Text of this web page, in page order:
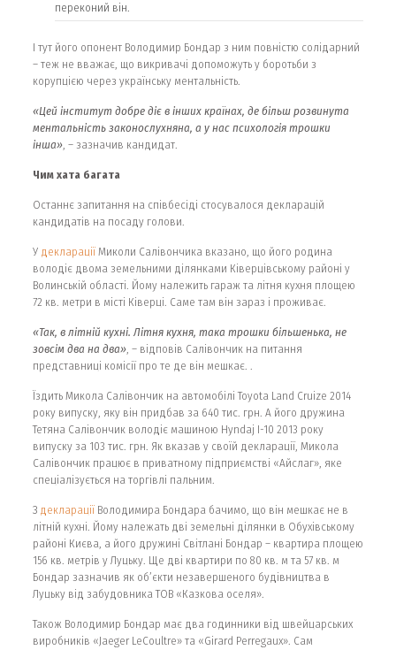
переконий він.
І тут його опонент Володимир Бондар з ним повністю солідарний
– теж не вважає, що викривачі допоможуть у боротьби з
корупцією через українську ментальність.
«Цей інститут добре діє в інших країнах, де більш розвинута
ментальність законослухняна, а у нас психологія трошки
інша», – зазначив кандидат.
Чим хата багата
Останнє запитання на співбесіді стосувалося декларацій
кандидатів на посаду голови.
У деклараціїМиколи Салівончика вказано, що його родина
володіє двома земельними ділянками Ківерцівському районі у
Волинській області. Йому належить гараж та літня кухня площею
72 кв. метри в місті Ківерці. Саме там він зараз і проживає.
«Так, в літній кухні. Літня кухня, така трошки більшенька, не
зовсім два на два», – відповів Салівончик на питання
представниці комісії про те де він мешкає. .
Їздить Микола Салівончик на автомобілі Toyota Land Cruize 2014
року випуску, яку він придбав за 640 тис. грн. А його дружина
Тетяна Салівончик володіє машиною Hyndaj І-10 2013 року
випуску за 103 тис. грн. Як вказав у своїй декларації, Микола
Салівончик працює в приватному підприємстві «Айслаг», яке
спеціалізується на торгівлі пальним.
З деклараціїВолодимира Бондара бачимо, що він мешкає не в
літній кухні. Йому належать дві земельні ділянки в Обухівському
районі Києва, а його дружині Світлані Бондар – квартира площею
156 кв. метрів у Луцьку. Ще дві квартири по 80 кв. м та 57 кв. м
Бондар зазначив як об’єкти незавершеного будівництва в
Луцьку від забудовника ТОВ «Казкова оселя».
Також Володимир Бондар має два годинники від швейцарських
виробників «Jaeger LeCoultre» та «Girard Perregaux». Сам